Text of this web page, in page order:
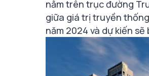
nằm trên trục đường
giữa giá trị truyền
năm 2024 và dự kiến